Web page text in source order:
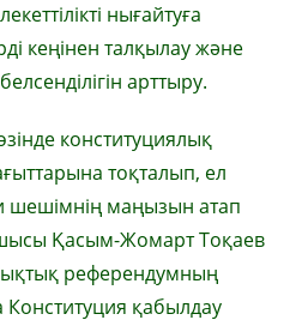
нығайтуға
кеңінен талқылау және
арттыру.
конституциялық
тоқталып, ел
шешімнің маңызын атап
Қасым-Жомарт Тоқаев
референдумның
қабылдау